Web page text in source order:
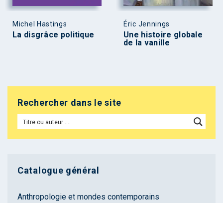
Michel Hastings
La disgrâce politique
Éric Jennings
Une histoire globale
de la vanille
Rechercher dans le site
Catalogue général
Anthropologie et mondes contemporains